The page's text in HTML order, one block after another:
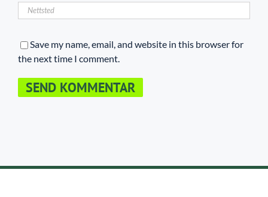
Save my name, email, and website in this browser for
the next time I comment.